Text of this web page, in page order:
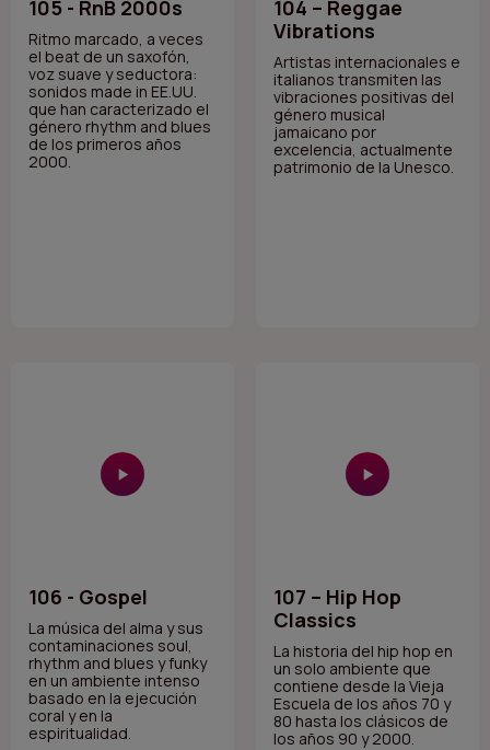
105 - RnB 2000s
Ritmo marcado, a veces
el beat de un saxofón,
voz suave y seductora:
sonidos made in EE.UU.
que han caracterizado el
género rhythm and blues
de los primeros años
2000.
104 – Reggae
Vibrations
Artistas internacionales e
italianos transmiten las
vibraciones positivas del
género musical
jamaicano por
excelencia, actualmente
patrimonio de la Unesco.
106 - Gospel
La música del alma y sus
contaminaciones soul,
rhythm and blues y funky
en un ambiente intenso
basado en la ejecución
coral y en la
espiritualidad.
107 – Hip Hop
Classics
La historia del hip hop en
un solo ambiente que
contiene desde la Vieja
Escuela de los años 70 y
80 hasta los clásicos de
los años 90 y 2000.